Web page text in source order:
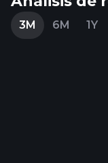
3M 6M 1Y